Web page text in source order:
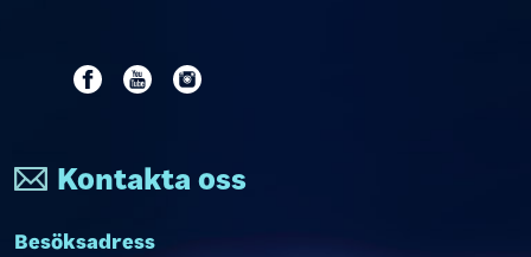
Kontakta oss
Besöksadress